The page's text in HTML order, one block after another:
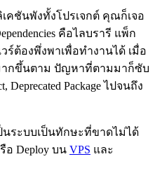
เคชันพังทั้งโปรเจกต์ คุณก็เจอ
คือไลบรารี แพ็ก
ต้องพึ่งพาเพื่อทำงานได้ เมื่อ
มากขึ้นตาม ปัญหาที่ตามมาก็ซับ
Package ไปจนถึง
ป็นระบบเป็นทักษะที่ขาดไม่ได้
อ Deploy บน VPS และ